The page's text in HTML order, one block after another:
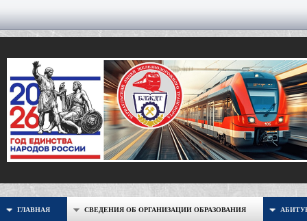
ГЛАВНАЯ СВЕДЕНИЯ ОБ ОРГАНИЗАЦИИ ОБРАЗОВАНИЯ